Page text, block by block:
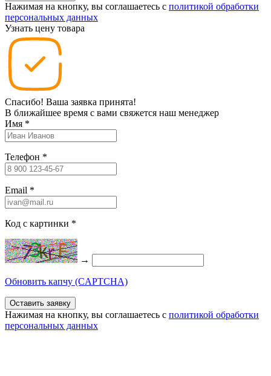
Нажимая на кнопку, вы соглашаетесь c политикой обработки
персональных данных
Узнать цену товара
Спасибо! Ваша заявка принята!
В ближайшее время с вами свяжется наш менеджер
Имя *
Телефон *
Email *
Код с картинки *
→
Обновить капчу (CAPTCHA)
Нажимая на кнопку, вы соглашаетесь c политикой обработки
персональных данных